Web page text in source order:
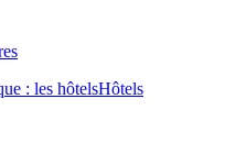
: les hôtelsHôtels